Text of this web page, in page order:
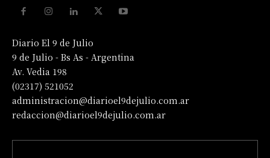
Diario El 9 de Julio
9 de Julio - Bs As - Argentina
Av. Vedia 198
(02317) 521052
administracion@diarioel9dejulio.com.ar
redaccion@diarioel9dejulio.com.ar